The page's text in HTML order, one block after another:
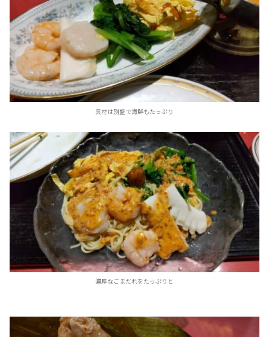
具材は別盛で海鮮もたっぷり
濃厚なごまだれをたっぷりと